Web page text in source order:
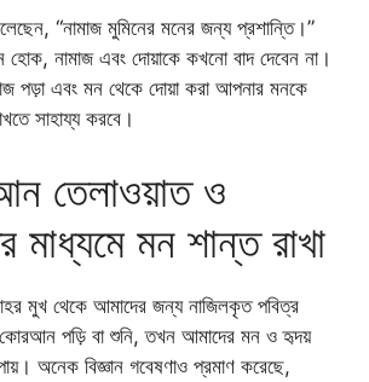
“নামাজ মুমিনের মনের জন্য প্রশান্তি।”
নামাজ এবং দোয়াকে কখনো বাদ দেবেন না।
পড়া এবং মন থেকে দোয়া করা আপনার মনকে
সাহায্য করবে।
তেলাওয়াত ও
মাধ্যমে মন শান্ত রাখা
মুখ থেকে আমাদের জন্য নাজিলকৃত পবিত্র
পড়ি বা শুনি, তখন আমাদের মন ও হৃদয়
অনেক বিজ্ঞান গবেষণাও প্রমাণ করেছে,